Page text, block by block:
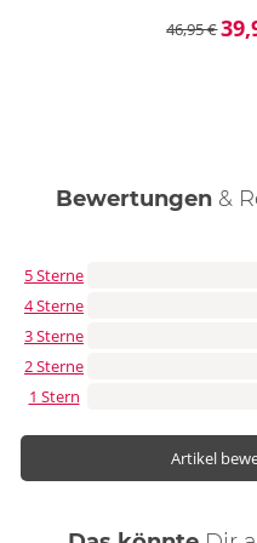
46,95 €
Bewertungen &
5 Sterne
4 Sterne
3 Sterne
2 Sterne
1 Stern
Artikel